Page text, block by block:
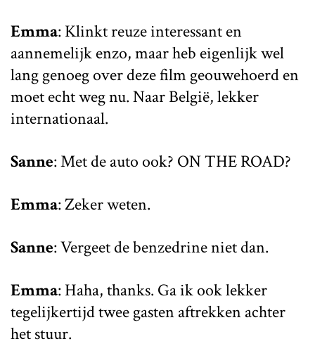
Emma: Klinkt reuze interessant en
aannemelijk enzo, maar heb eigenlijk wel
lang genoeg over deze film geouwehoerd en
moet echt weg nu. Naar België, lekker
internationaal.
Sanne: Met de auto ook? ON THE ROAD?
Emma: Zeker weten.
Sanne: Vergeet de benzedrine niet dan.
Emma: Haha, thanks. Ga ik ook lekker
tegelijkertijd twee gasten aftrekken achter
het stuur.